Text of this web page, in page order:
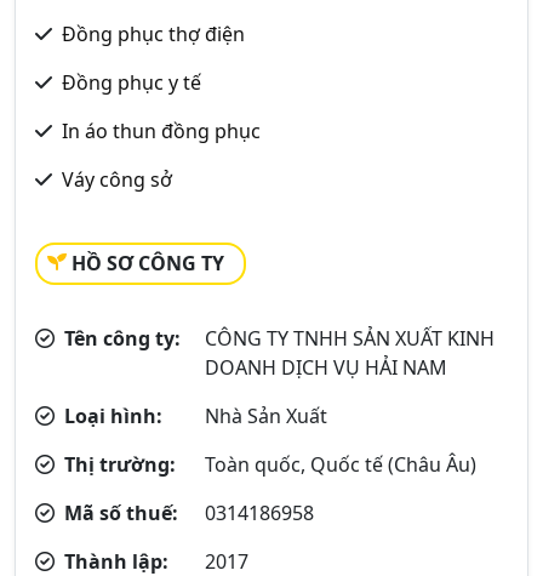
Đồng phục thợ điện
Đồng phục y tế
In áo thun đồng phục
Váy công sở
HỒ SƠ CÔNG TY
Tên công ty:
CÔNG TY TNHH SẢN XUẤT KINH
DOANH DỊCH VỤ HẢI NAM
Loại hình:
Nhà Sản Xuất
Thị trường:
Toàn quốc, Quốc tế (Châu Âu)
Mã số thuế:
0314186958
Thành lập:
2017